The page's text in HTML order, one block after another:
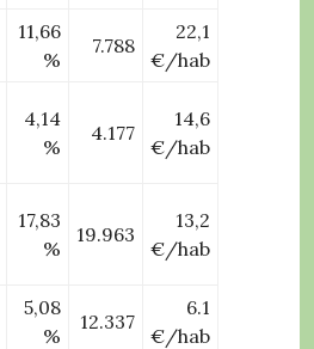
11,66
%
7.788
22,1
€/hab
4,14
%
4.177
14,6
€/hab
17,83
%
19.963
13,2
€/hab
5,08
%
12.337
6.1
€/hab